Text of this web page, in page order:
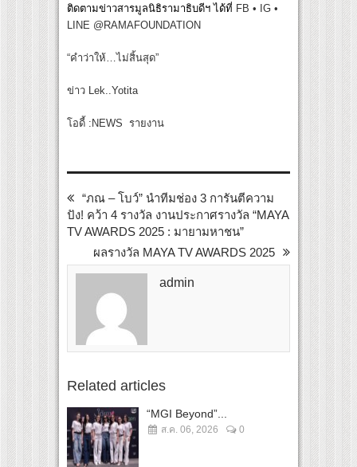
ติดตามข่าวสารมูลนิธิรามาธิบดีฯ ได้ที่ FB • IG •
LINE @RAMAFOUNDATION
“คำว่าให้…ไม่สิ้นสุด”
ข่าว Lek..Yotita
โอดี้ :NEWS รายงาน
“ภณ – โบว์” นำทีมช่อง 3 การันตีความ
ปัง! คว้า 4 รางวัล งานประกาศรางวัล “MAYA
TV AWARDS 2025 : มายามหาชน”
ผลรางวัล MAYA TV AWARDS 2025
admin
Related articles
“MGI Beyond”...
ส.ค. 06, 2026 0